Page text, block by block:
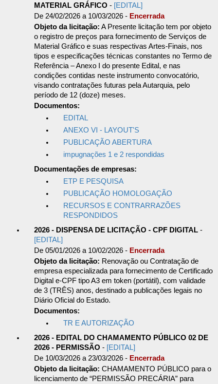
MATERIAL GRÁFICO - [EDITAL]
De 24/02/2026 a 10/03/2026 - Encerrada
Objeto da licitação: A Presente licitação tem por objeto
o registro de preços para fornecimento de Serviços de
Material Gráfico e suas respectivas Artes-Finais, nos
tipos e especificações técnicas constantes no Termo de
Referência – Anexo I do presente Edital, e nas
condições contidas neste instrumento convocatório,
visando contratações futuras pela Autarquia, pelo
período de 12 (doze) meses.
Documentos:
EDITAL
ANEXO VI - LAYOUT'S
PUBLICAÇÃO ABERTURA
impugnações 1 e 2 respondidas
Documentações de empresas:
ETP E PESQUISA
PUBLICAÇÃO HOMOLOGAÇÃO
RECURSOS E CONTRARRAZÕES
RESPONDIDOS
2026 - DISPENSA DE LICITAÇÃO - CPF DIGITAL -
[EDITAL]
De 05/01/2026 a 10/02/2026 - Encerrada
Objeto da licitação: Renovação ou Contratação de
empresa especializada para fornecimento de Certificado
Digital e-CPF tipo A3 em token (portátil), com validade
de 3 (TRÊS) anos, destinado a publicações legais no
Diário Oficial do Estado.
Documentos:
TR E AUTORIZAÇÃO
2026 - EDITAL DO CHAMAMENTO PÚBLICO 02 DE
2026 - PERMISSÃO - [EDITAL]
De 10/03/2026 a 23/03/2026 - Encerrada
Objeto da licitação: CHAMAMENTO PÚBLICO para o
licenciamento de “PERMISSÃO PRECÁRIA” para